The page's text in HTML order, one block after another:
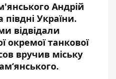
Андрій
півдні України.
відвідали
окремої танкової
вручив міську